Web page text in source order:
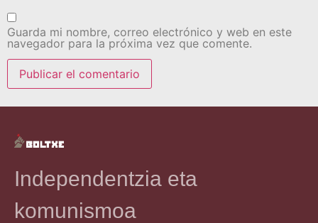
Guarda mi nombre, correo electrónico y web en este
navegador para la próxima vez que comente.
Independentzia eta
komunismoa